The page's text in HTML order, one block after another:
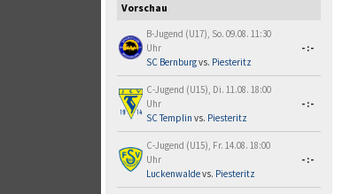
Vorschau
B-Jugend (U17), So. 09.08. 11:30
Uhr
SC Bernburgvs. Piesteritz
-:-
C-Jugend (U15), Di. 11.08. 18:00
Uhr
SC Templin vs. Piesteritz
-:-
C-Jugend (U15), Fr. 14.08. 18:00
Uhr
Luckenwaldevs. Piesteritz
-:-